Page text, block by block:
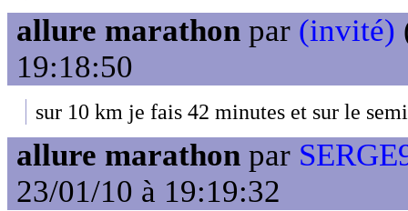
allure marathon par (invité)
19:18:50
sur 10 km je fais 42 minutes et sur le
allure marathon par
23/01/10 à 19:19:32